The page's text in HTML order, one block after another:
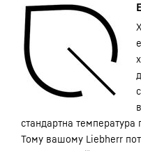
стандартна температура
Тому вашому Liebherr